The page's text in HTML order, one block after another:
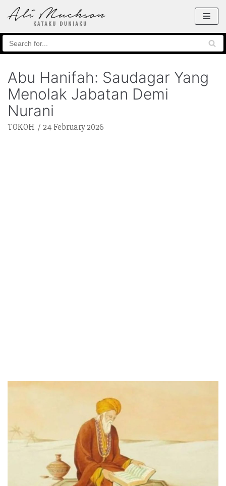
Skip
content
Abu Hanifah: Saudagar Yang
Menolak Jabatan Demi
Nurani
TOKOH 24 February 2026